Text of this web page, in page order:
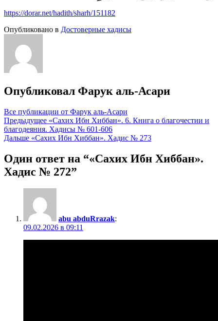
https://dorar.net/hadith/sharh/151182
Опубликовано в Достоверные хадисы
Опубликовал Фарук аль-Асари
Все публикации от Фарук аль-Асари
Навигация
по
Предыдущее «Сахих Ибн Хиббан». 6. Книга о благочестии и
благодеяния. Хадисы № 601-606
Дальше «Сахих Ибн Хиббан». Хадис № 273
Один ответ на “«Сахих Ибн Хиббан».
Хадис № 272”
abu abduRrazak:
09.02.2026 в 09:11